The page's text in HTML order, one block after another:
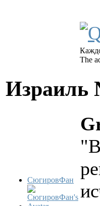
The
Израиль
СюгировФан